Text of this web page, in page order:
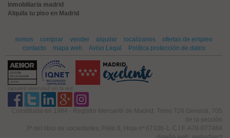
inmobiliaria madrid
Alquila tu piso en Madrid
somos comprar vender alquilar localízanos
ofertas de empleo
contacto
mapa web Aviso Legal Política protección de datos
canales vivienda2 en la red
Constituida en 1984 - Registro Mercantil de Madrid, Tomo 726 General, 705
de la sección
3ª del libro de sociedades, Folio 8, Hoja nº 67336-1. C.I.F. A78-077484